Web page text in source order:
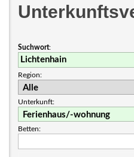
Suchwort:
Region:
Unterkunft:
Betten: